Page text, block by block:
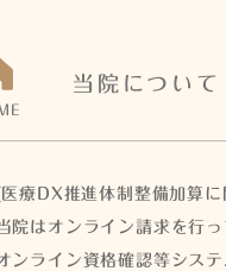
当院について
医療DX推進体制整備加算
院はオンライン請求を行
ンライン資格確認等シス